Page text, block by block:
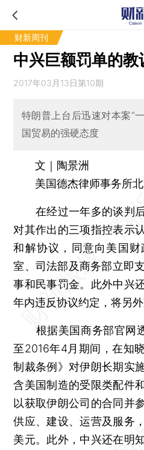
财新周刊
中兴巨额罚单的教
2017年03月13日第10期
特朗普上台后迅速对本案“
国贸易的强硬态度
文｜陶景洲
美国德杰律师事务所北
在经过一年多的谈判后
对其作出的三项指控表示
和解协议，同意向美国
室、司法部及商务部立即
事和民事罚金。此外中兴
年内违反协议约定，将另
根据美国商务部官网透
至2016年4月期间，在知
制裁条例》对伊朗长期实
含美国制造的受限类配件
以获取伊朗公司的合同并
供应、建设、运营及服务
美元。此外，中兴还在明